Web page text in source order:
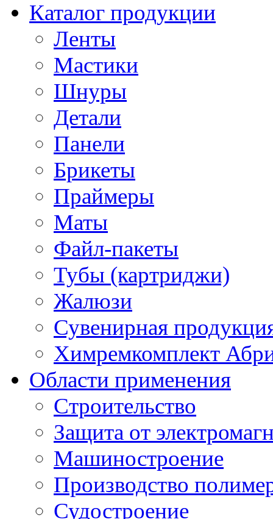
Каталог продукции
Ленты
Мастики
Шнуры
Детали
Панели
Брикеты
Праймеры
Маты
Файл-пакеты
Тубы (картриджи)
Жалюзи
Сувенирная
Химремкомплект
Области применения
Строительство
Защита от
Машиностроение
Производство
Судостроение